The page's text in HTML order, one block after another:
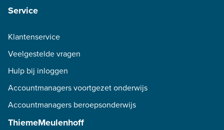
Service
Klantenservice
Veelgestelde vragen
Hulp bij inloggen
Accountmanagers voortgezet onderwijs
Accountmanagers beroepsonderwijs
ThiemeMeulenhoff